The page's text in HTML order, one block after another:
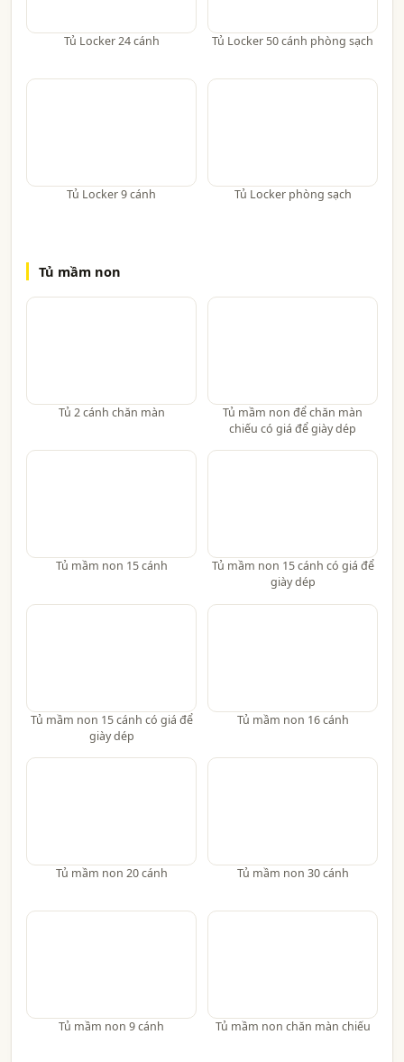
Tủ Locker 24 cánh Tủ Locker 50 cánh phòng sạch
Tủ Locker 9 cánh Tủ Locker phòng sạch
Tủ mầm non
Tủ 2 cánh chăn màn
Tủ mầm non để chăn màn
chiếu có giá để giày dép
Tủ mầm non 15 cánh
Tủ mầm non 15 cánh có giá để
giày dép
Tủ mầm non 15 cánh có giá để
giày dép
Tủ mầm non 16 cánh
Tủ mầm non 20 cánh Tủ mầm non 30 cánh
Tủ mầm non 9 cánh Tủ mầm non chăn màn chiếu